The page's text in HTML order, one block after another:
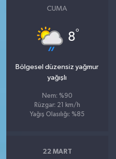
CUMA
8°
Bölgesel düzensiz yağmur
yağışlı
Nem: %90
Rüzgar: 21 km/h
Yağış Olasılığı: %85
22 MART